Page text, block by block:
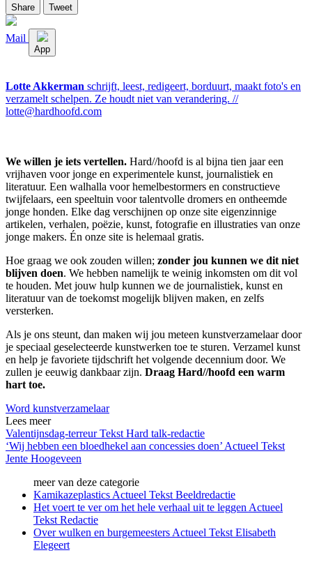
Share Tweet
Mail
App
Lotte Akkerman schrijft, leest, redigeert, borduurt, maakt foto's en
verzamelt schelpen. Ze houdt niet van verandering. //
lotte@hardhoofd.com
We willen je iets vertellen. Hard//hoofd is al bijna tien jaar een
vrijhaven voor jonge en experimentele kunst, journalistiek en
literatuur. Een walhalla voor hemelbestormers en constructieve
twijfelaars, een speeltuin voor talentvolle dromers en ontheemde
jonge honden. Elke dag verschijnen op onze site eigenzinnige
artikelen, verhalen, poëzie, kunst, fotografie en illustraties van onze
jonge makers. Én onze site is helemaal gratis.
Hoe graag we ook zouden willen; zonder jou kunnen we dit niet
blijven doen. We hebben namelijk te weinig inkomsten om dit vol
te houden. Met jouw hulp kunnen we de journalistiek, kunst en
literatuur van de toekomst mogelijk blijven maken, en zelfs
versterken.
Als je ons steunt, dan maken wij jou meteen kunstverzamelaar door
je speciaal geselecteerde kunstwerken toe te sturen. Verzamel kunst
en help je favoriete tijdschrift het volgende decennium door. We
zullen je eeuwig dankbaar zijn. Draag Hard//hoofd een warm
hart toe.
Word kunstverzamelaar
Lees meer
Valentijnsdag-terreur Tekst Hard talk-redactie
‘Wij hebben een bloedhekel aan concessies doen’ Actueel Tekst
Jente Hoogeveen
meer van deze categorie
Kamikazeplastics Actueel Tekst Beeldredactie
Het voert te ver om het hele verhaal uit te leggen Actueel
Tekst Redactie
Over wulken en burgemeesters Actueel Tekst Elisabeth
Elegeert